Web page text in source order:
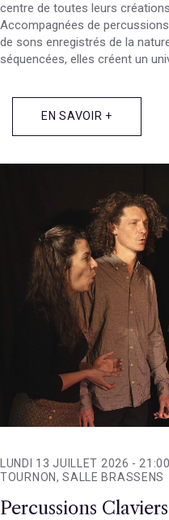
centre de toutes leurs
Accompagnées de
de sons enregistrés de la
séquencées, elles créent un
EN SAVOIR +
LUNDI 13 JUILLET 2026 - 21:00
TOURNON, SALLE BRASSENS
Percussions